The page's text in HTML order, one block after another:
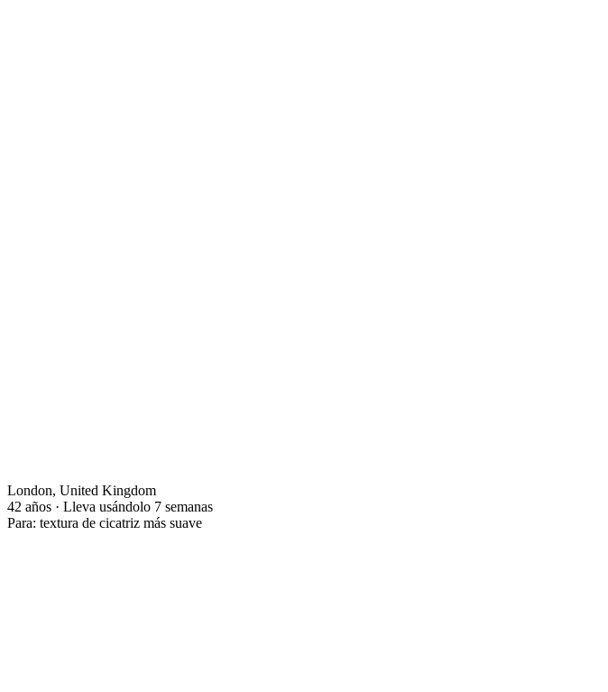
London, United Kingdom
42 años · Lleva usándolo 7 semanas
Para: textura de cicatriz más suave